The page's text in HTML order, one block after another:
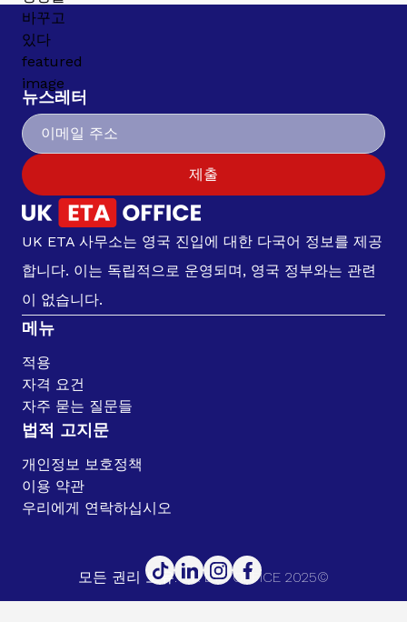
뉴스레터
제출
UK ETA 사무소는 영국 진입에 대한 다국어 정보를 제공
합니다. 이는 독립적으로 운영되며, 영국 정부와는 관련
이 없습니다.
메뉴
적용
자격 요건
자주 묻는 질문들
법적 고지문
개인정보 보호정책
이용 약관
우리에게 연락하십시오
모든 권리 보유. UK ETA OFFICE 2025©